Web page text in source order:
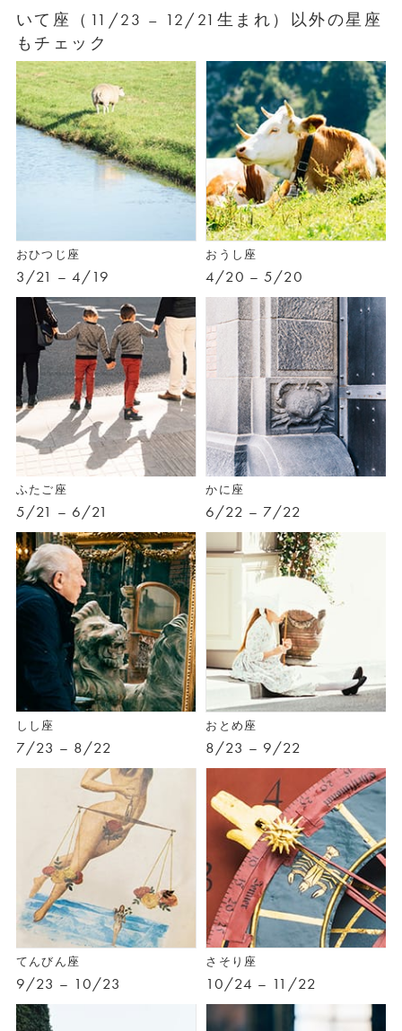
いて座（11/23 – 12/21生まれ）以外の星座
もチェック
おひつじ座
3/21 – 4/19
おうし座
4/20 – 5/20
ふたご座
5/21 – 6/21
かに座
6/22 – 7/22
しし座
7/23 – 8/22
おとめ座
8/23 – 9/22
てんびん座
9/23 – 10/23
さそり座
10/24 – 11/22